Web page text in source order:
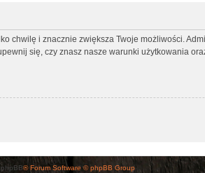
chwilę i znacznie zwiększa Twoje możliwości.
się, czy znasz nasze warunki użytkowania
phpBB® Forum Software © phpBB Group